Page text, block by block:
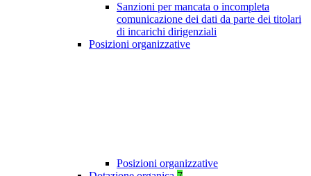
Sanzioni per mancata o incompleta
comunicazione dei dati da parte dei titolari
di incarichi dirigenziali
Posizioni organizzative
Posizioni organizzative